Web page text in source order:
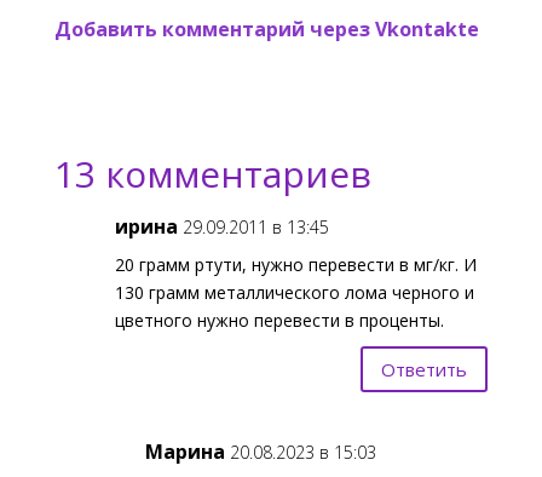
Добавить комментарий через Vkontakte
13 комментариев
ирина 29.09.2011 в 13:45
20 грамм ртути, нужно перевести в мг/кг. И
130 грамм металлического лома черного и
цветного нужно перевести в проценты.
Ответить
Марина 20.08.2023 в 15:03